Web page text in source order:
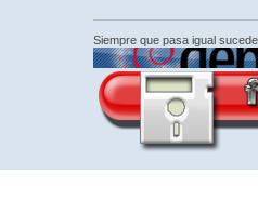
Siempre que pasa igual